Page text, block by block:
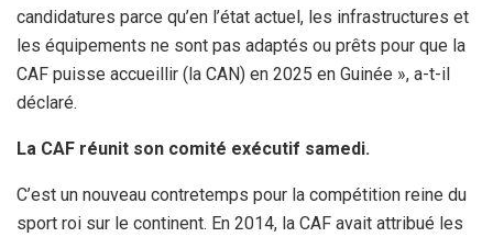
candidatures parce qu’en l’état actuel, les infrastructures et
les équipements ne sont pas adaptés ou prêts pour que la
CAF puisse accueillir (la CAN) en 2025 en Guinée », a-t-il
déclaré.
La CAF réunit son comité exécutif samedi.
C’est un nouveau contretemps pour la compétition reine du
sport roi sur le continent. En 2014, la CAF avait attribué les